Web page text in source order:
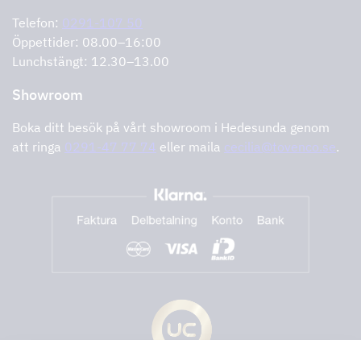
Integritetspolicy
Support och service
Telefon: 0291-107 50
Öppettider: 08.00–16:00
Lunchstängt: 12.30–13.00
Showroom
Boka ditt besök på vårt showroom i Hedesunda genom
att ringa 0291-47 77 74 eller maila cecilia@tovenco.se.